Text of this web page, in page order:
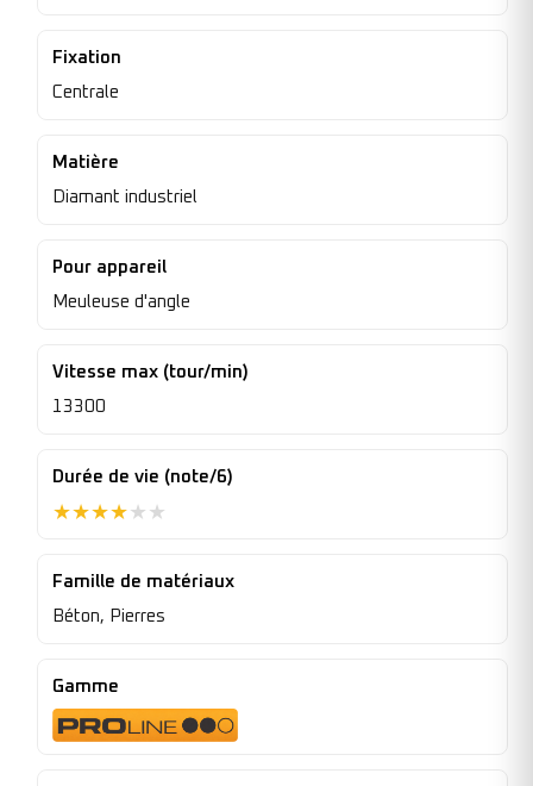
Fixation
Centrale
Matière
Diamant industriel
Pour appareil
Meuleuse d'angle
Vitesse max (tour/min)
13300
Durée de vie (note/6)
★★★★★ ★
Famille de matériaux
Béton, Pierres
Gamme